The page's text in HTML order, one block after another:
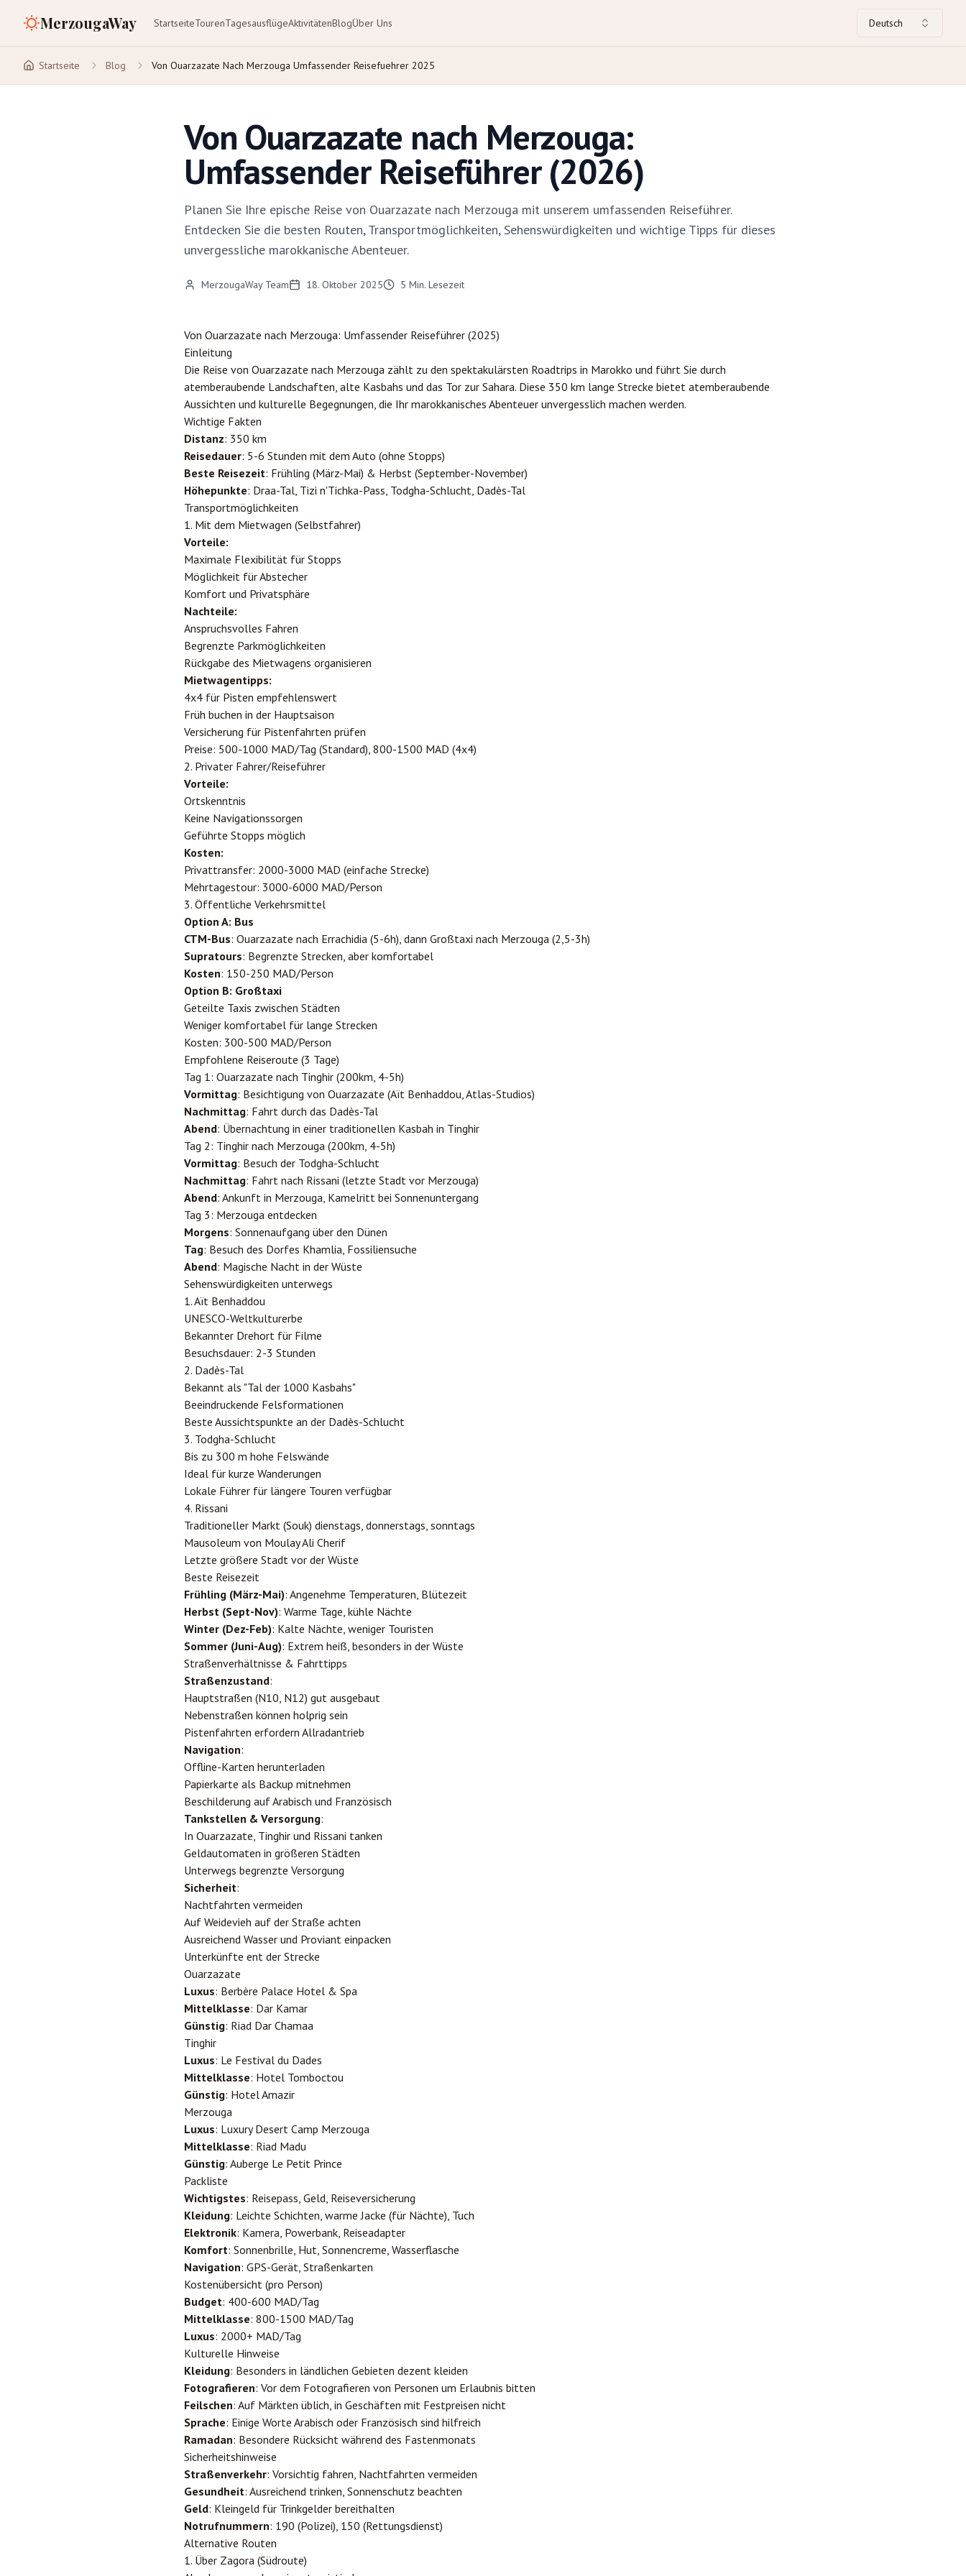
MerzougaWay StartseiteTourenTagesausflügeAktivitätenBlogÜber Uns Deutsch
Startseite Blog Von Ouarzazate Nach Merzouga Umfassender Reisefuehrer 2025
Von Ouarzazate nach Merzouga:
Umfassender Reiseführer (2026)
Planen Sie Ihre epische Reise von Ouarzazate nach Merzouga mit unserem umfassenden Reiseführer.
Entdecken Sie die besten Routen, Transportmöglichkeiten, Sehenswürdigkeiten und wichtige Tipps für dieses
unvergessliche marokkanische Abenteuer.
MerzougaWay Team 18. Oktober 2025 5 Min. Lesezeit
Von Ouarzazate nach Merzouga: Umfassender Reiseführer (2025)
Einleitung
Die Reise von Ouarzazate nach Merzouga zählt zu den spektakulärsten Roadtrips in Marokko und führt Sie durch
atemberaubende Landschaften, alte Kasbahs und das Tor zur Sahara. Diese 350 km lange Strecke bietet atemberaubende
Aussichten und kulturelle Begegnungen, die Ihr marokkanisches Abenteuer unvergesslich machen werden.
Wichtige Fakten
Distanz: 350 km
Reisedauer: 5-6 Stunden mit dem Auto (ohne Stopps)
Beste Reisezeit: Frühling (März-Mai) & Herbst (September-November)
Höhepunkte: Draa-Tal, Tizi n'Tichka-Pass, Todgha-Schlucht, Dadès-Tal
Transportmöglichkeiten
1. Mit dem Mietwagen (Selbstfahrer)
Vorteile:
Maximale Flexibilität für Stopps
Möglichkeit für Abstecher
Komfort und Privatsphäre
Nachteile:
Anspruchsvolles Fahren
Begrenzte Parkmöglichkeiten
Rückgabe des Mietwagens organisieren
Mietwagentipps:
4x4 für Pisten empfehlenswert
Früh buchen in der Hauptsaison
Versicherung für Pistenfahrten prüfen
Preise: 500-1000 MAD/Tag (Standard), 800-1500 MAD (4x4)
2. Privater Fahrer/Reiseführer
Vorteile:
Ortskenntnis
Keine Navigationssorgen
Geführte Stopps möglich
Kosten:
Privattransfer: 2000-3000 MAD (einfache Strecke)
Mehrtagestour: 3000-6000 MAD/Person
3. Öffentliche Verkehrsmittel
Option A: Bus
CTM-Bus: Ouarzazate nach Errachidia (5-6h), dann Großtaxi nach Merzouga (2,5-3h)
Supratours: Begrenzte Strecken, aber komfortabel
Kosten: 150-250 MAD/Person
Option B: Großtaxi
Geteilte Taxis zwischen Städten
Weniger komfortabel für lange Strecken
Kosten: 300-500 MAD/Person
Empfohlene Reiseroute (3 Tage)
Tag 1: Ouarzazate nach Tinghir (200km, 4-5h)
Vormittag: Besichtigung von Ouarzazate (Aït Benhaddou, Atlas-Studios)
Nachmittag: Fahrt durch das Dadès-Tal
Abend: Übernachtung in einer traditionellen Kasbah in Tinghir
Tag 2: Tinghir nach Merzouga (200km, 4-5h)
Vormittag: Besuch der Todgha-Schlucht
Nachmittag: Fahrt nach Rissani (letzte Stadt vor Merzouga)
Abend: Ankunft in Merzouga, Kamelritt bei Sonnenuntergang
Tag 3: Merzouga entdecken
Morgens: Sonnenaufgang über den Dünen
Tag: Besuch des Dorfes Khamlia, Fossiliensuche
Abend: Magische Nacht in der Wüste
Sehenswürdigkeiten unterwegs
1. Aït Benhaddou
UNESCO-Weltkulturerbe
Bekannter Drehort für Filme
Besuchsdauer: 2-3 Stunden
2. Dadès-Tal
Bekannt als "Tal der 1000 Kasbahs"
Beeindruckende Felsformationen
Beste Aussichtspunkte an der Dadès-Schlucht
3. Todgha-Schlucht
Bis zu 300 m hohe Felswände
Ideal für kurze Wanderungen
Lokale Führer für längere Touren verfügbar
4. Rissani
Traditioneller Markt (Souk) dienstags, donnerstags, sonntags
Mausoleum von Moulay Ali Cherif
Letzte größere Stadt vor der Wüste
Beste Reisezeit
Frühling (März-Mai): Angenehme Temperaturen, Blütezeit
Herbst (Sept-Nov): Warme Tage, kühle Nächte
Winter (Dez-Feb): Kalte Nächte, weniger Touristen
Sommer (Juni-Aug): Extrem heiß, besonders in der Wüste
Straßenverhältnisse & Fahrttipps
Straßenzustand:
Hauptstraßen (N10, N12) gut ausgebaut
Nebenstraßen können holprig sein
Pistenfahrten erfordern Allradantrieb
Navigation:
Offline-Karten herunterladen
Papierkarte als Backup mitnehmen
Beschilderung auf Arabisch und Französisch
Tankstellen & Versorgung:
In Ouarzazate, Tinghir und Rissani tanken
Geldautomaten in größeren Städten
Unterwegs begrenzte Versorgung
Sicherheit:
Nachtfahrten vermeiden
Auf Weidevieh auf der Straße achten
Ausreichend Wasser und Proviant einpacken
Unterkünfte ent der Strecke
Ouarzazate
Luxus: Berbère Palace Hotel & Spa
Mittelklasse: Dar Kamar
Günstig: Riad Dar Chamaa
Tinghir
Luxus: Le Festival du Dades
Mittelklasse: Hotel Tomboctou
Günstig: Hotel Amazir
Merzouga
Luxus: Luxury Desert Camp Merzouga
Mittelklasse: Riad Madu
Günstig: Auberge Le Petit Prince
Packliste
Wichtigstes: Reisepass, Geld, Reiseversicherung
Kleidung: Leichte Schichten, warme Jacke (für Nächte), Tuch
Elektronik: Kamera, Powerbank, Reiseadapter
Komfort: Sonnenbrille, Hut, Sonnencreme, Wasserflasche
Navigation: GPS-Gerät, Straßenkarten
Kostenübersicht (pro Person)
Budget: 400-600 MAD/Tag
Mittelklasse: 800-1500 MAD/Tag
Luxus: 2000+ MAD/Tag
Kulturelle Hinweise
Kleidung: Besonders in ländlichen Gebieten dezent kleiden
Fotografieren: Vor dem Fotografieren von Personen um Erlaubnis bitten
Feilschen: Auf Märkten üblich, in Geschäften mit Festpreisen nicht
Sprache: Einige Worte Arabisch oder Französisch sind hilfreich
Ramadan: Besondere Rücksicht während des Fastenmonats
Sicherheitshinweise
Straßenverkehr: Vorsichtig fahren, Nachtfahrten vermeiden
Gesundheit: Ausreichend trinken, Sonnenschutz beachten
Geld: Kleingeld für Trinkgelder bereithalten
Notrufnummern: 190 (Polizei), 150 (Rettungsdienst)
Alternative Routen
1. Über Zagora (Südroute)